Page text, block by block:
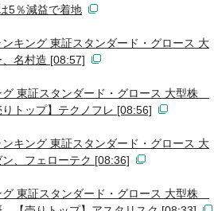
5％減益で着地
キング 東証スタンダード・グロース 大
名村造 [08:57]
東証スタンダード・グロース 大型株
トップ】テクノフレ [08:56]
キング 東証スタンダード・グロース 大
、フェローテク [08:36]
東証スタンダード・グロース 大型株